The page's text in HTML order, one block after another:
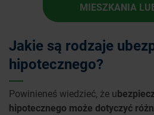
MIESZKANIA
Jakie są rodzaje
hipotecznego?
Powinieneś wiedzieć, że u
hipotecznego może dotyczyć